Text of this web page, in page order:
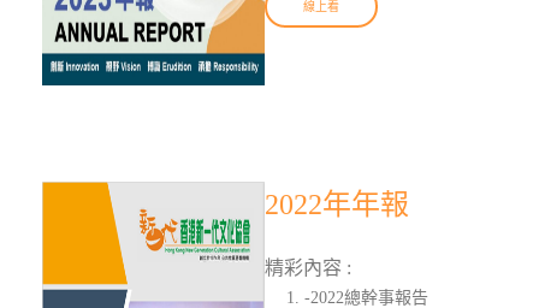
線上看
2022年年報
精彩內容 :
-2022總幹事報告